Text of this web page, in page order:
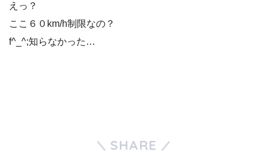
えっ？
ここ６０km/h制限なの？
f^_^;知らなかった…
SHARE